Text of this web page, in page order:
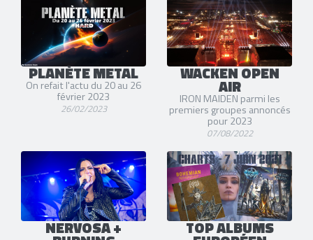
PLANÈTE METAL
On refait l'actu du 20 au 26
février 2023
26/02/2023
WACKEN OPEN
AIR
IRON MAIDEN parmi les
premiers groupes annoncés
pour 2023
07/08/2022
NERVOSA + TOP ALBUMS